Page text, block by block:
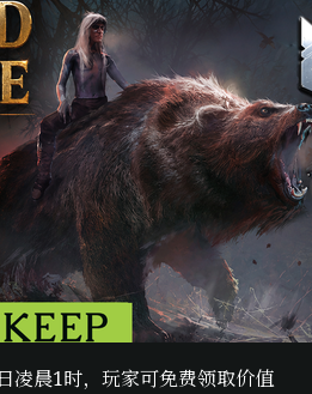
凌晨1时，玩家可免费领取价值